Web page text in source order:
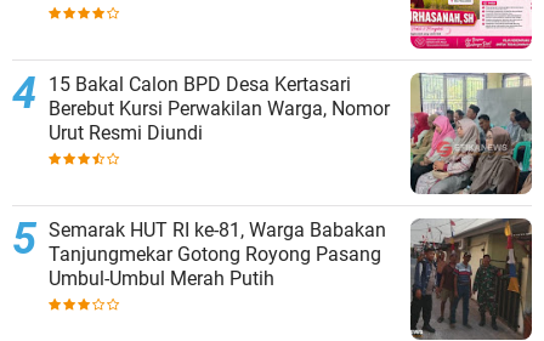
15 Bakal Calon BPD Desa Kertasari
Berebut Kursi Perwakilan Warga, Nomor
Urut Resmi Diundi
Semarak HUT RI ke-81, Warga Babakan
Tanjungmekar Gotong Royong Pasang
Umbul-Umbul Merah Putih